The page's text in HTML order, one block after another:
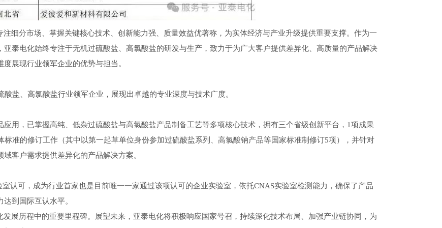
细分市场、掌握关键核心技术、创新能力强、质量效益优著称，为实体经济与产业升级提供重要支撑。作为一
泰电化始终专注于无机过硫酸盐、高氯酸盐的研发与生产，致力于为广大客户提供差异化、高质量的产品解决
展现行业领军企业的优势与担当。
盐、高氯酸盐行业领军企业，展现出卓越的专业深度与技术广度。
用，已掌握高纯、低杂过硫酸盐与高氯酸盐产品制备工艺等多项核心技术，拥有三个省级创新平台，1项成果
准的修订工作（其中以第一起草单位身份参加过硫酸盐系列、高氯酸钠产品等国家标准制修订5项），并针对
客户需求提供差异化的产品解决方案。
认可，成为行业首家也是目前唯一一家通过该项认可的企业实验室，依托CNAS实验室检测能力，确保了产品
到国际互认水平。
展历程中的重要里程碑。展望未来，亚泰电化将积极响应国家号召，持续深化技术布局、加强产业链协同，为